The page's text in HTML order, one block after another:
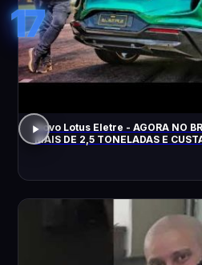
17
Novo Lotus Eletre - AGORA NO
MAIS DE 2,5 TONELADAS E